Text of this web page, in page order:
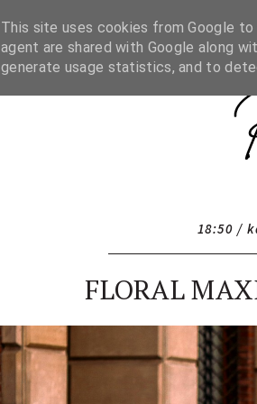
HOME
18:50 /
FLORAL
This site uses cookies from Google
agent are shared with Google along
generate usage statistics, and to